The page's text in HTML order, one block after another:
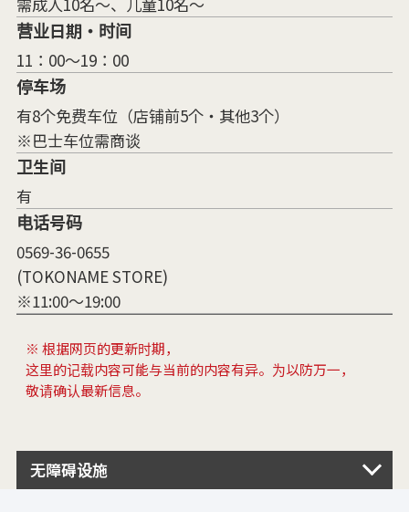
营业日期・时间
11：00～19：00
停车场
有8个免费车位（店铺前5个・其他3个）
※巴士车位需商谈
卫生间
有
电话号码
0569-36-0655
(TOKONAME STORE)
※11:00～19:00
※ 根据网页的更新时期，
这里的记载内容可能与当前的内容有异。为以防万一，
敬请确认最新信息。
无障碍设施